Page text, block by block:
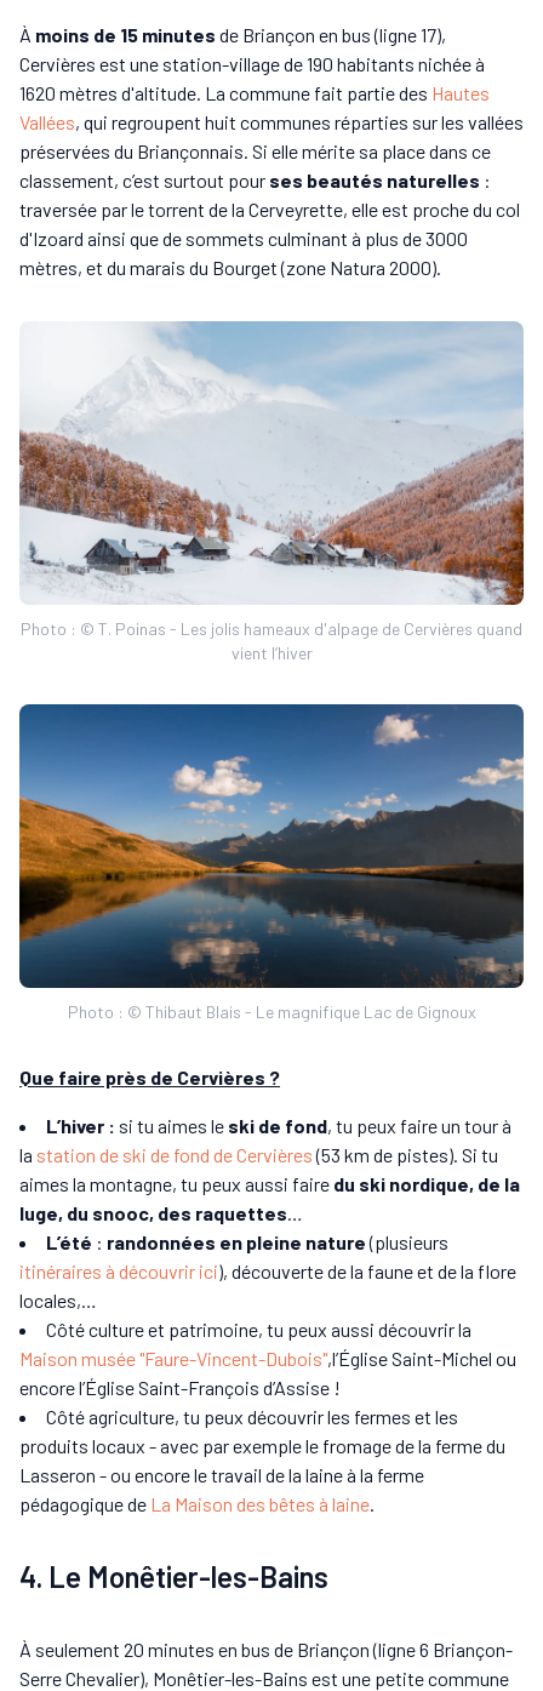
À moins de 15 minutes de Briançon en bus (ligne 17),
Cervières est une station-village de 190 habitants nichée à
1620 mètres d'altitude. La commune fait partie des Hautes
Vallées, qui regroupent huit communes réparties sur les vallées
préservées du Briançonnais. Si elle mérite sa place dans ce
classement, c’est surtout pour ses beautés naturelles :
traversée par le torrent de la Cerveyrette, elle est proche du col
d'Izoard ainsi que de sommets culminant à plus de 3000
mètres, et du marais du Bourget (zone Natura 2000).
Photo : © T. Poinas - Les jolis hameaux d'alpage de Cervières quand
vient l’hiver
Photo : © Thibaut Blais - Le magnifique Lac de Gignoux
Que faire près de Cervières ?
L’hiver : si tu aimes le ski de fond, tu peux faire un tour à
la station de ski de fond de Cervières(53 km de pistes). Si tu
aimes la montagne, tu peux aussi faire du ski nordique, de la
luge, du snooc, des raquettes
L’été : randonnées en pleine nature(plusieurs
itinéraires à découvrir ici), découverte de la faune et de la flore
locales,…
Côté culture et patrimoine, tu peux aussi découvrir la
Maison musée "Faure-Vincent-Dubois",l’Église Saint-Michel ou
encore l’Église Saint-François d’Assise !
Côté agriculture, tu peux découvrir les fermes et les
produits locaux - avec par exemple le fromage de la ferme du
Lasseron - ou encore le travail de la laine à la ferme
pédagogique de La Maison des bêtes à laine
4. Le Monêtier-les-Bains
À seulement 20 minutes en bus de Briançon (ligne 6 Briançon-
Serre Chevalier), Monêtier-les-Bains est une petite commune